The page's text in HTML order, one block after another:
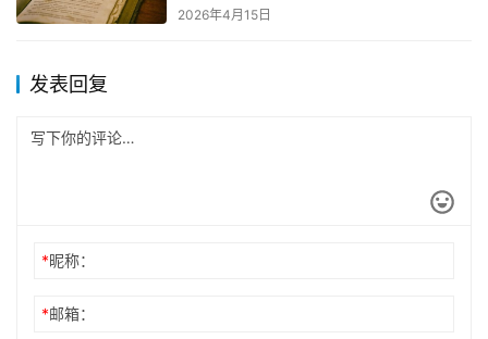
2026年4月15日
发表回复
*昵称：
*邮箱：